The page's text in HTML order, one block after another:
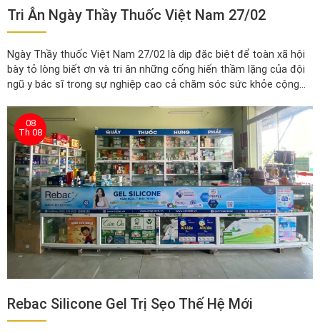
Tri Ân Ngày Thầy Thuốc Việt Nam 27/02
Ngày Thầy thuốc Việt Nam 27/02 là dịp đặc biệt để toàn xã hội
bày tỏ lòng biết ơn và tri ân những cống hiến thầm lặng của đội
ngũ y bác sĩ trong sự nghiệp cao cả chăm sóc sức khỏe cộng
08
Th 08
Rebac Silicone Gel Trị Sẹo Thế Hệ Mới